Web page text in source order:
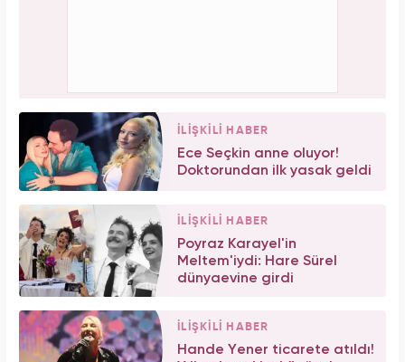
İLİŞKİLİ HABER
Ece Seçkin anne oluyor!
Doktorundan ilk yasak geldi
İLİŞKİLİ HABER
Poyraz Karayel'in
Meltem'iydi: Hare Sürel
dünyaevine girdi
İLİŞKİLİ HABER
Hande Yener ticarete atıldı!